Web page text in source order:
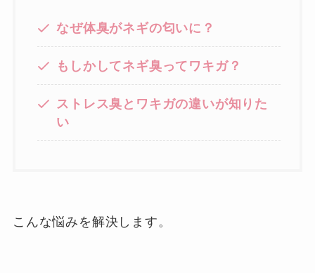
なぜ体臭がネギの匂いに？
もしかしてネギ臭ってワキガ？
ストレス臭とワキガの違いが知りた
い
こんな悩みを解決します。